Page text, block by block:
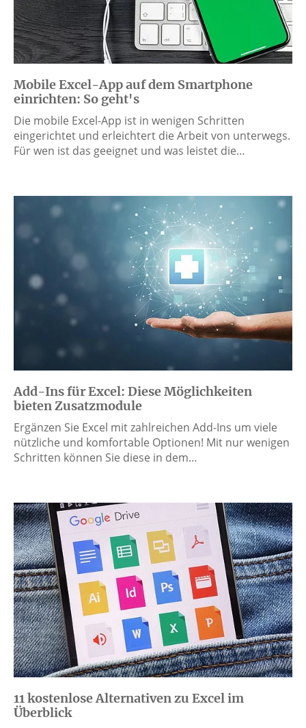
Mobile Excel-App auf dem Smartphone
einrichten: So geht's
Die mobile Excel-App ist in wenigen Schritten
eingerichtet und erleichtert die Arbeit von unterwegs.
Für wen ist das geeignet und was leistet die…
Add-Ins für Excel: Diese Möglichkeiten
bieten Zusatzmodule
Ergänzen Sie Excel mit zahlreichen Add-Ins um viele
nützliche und komfortable Optionen! Mit nur wenigen
Schritten können Sie diese in dem…
11 kostenlose Alternativen zu Excel im
Überblick